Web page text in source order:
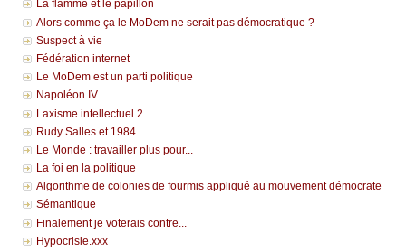
La flamme et le papillon
Alors comme ça le MoDem ne serait pas démocratique ?
Suspect à vie
Fédération internet
Le MoDem est un parti politique
Napoléon IV
Laxisme intellectuel 2
Rudy Salles et 1984
Le Monde : travailler plus pour...
La foi en la politique
Algorithme de colonies de fourmis appliqué au mouvement démocrate
Sémantique
Finalement je voterais contre...
Hypocrisie.xxx